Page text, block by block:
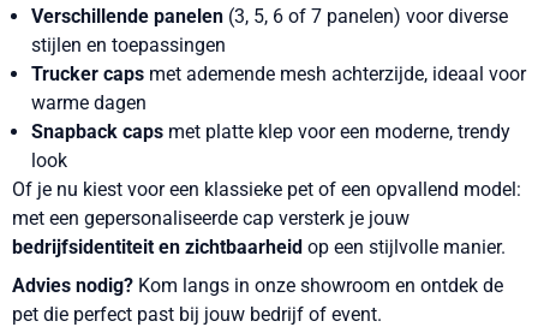
Verschillende panelen (3, 5, 6 of 7 panelen) voor diverse
stijlen en toepassingen
Trucker caps met ademende mesh achterzijde, ideaal voor
warme dagen
Snapback caps met platte klep voor een moderne, trendy
look
Of je nu kiest voor een klassieke pet of een opvallend model:
met een gepersonaliseerde cap versterk je jouw
bedrijfsidentiteit en zichtbaarheid op een stijlvolle manier.
Advies nodig? Kom langs in onze showroom en ontdek de
pet die perfect past bij jouw bedrijf of event.